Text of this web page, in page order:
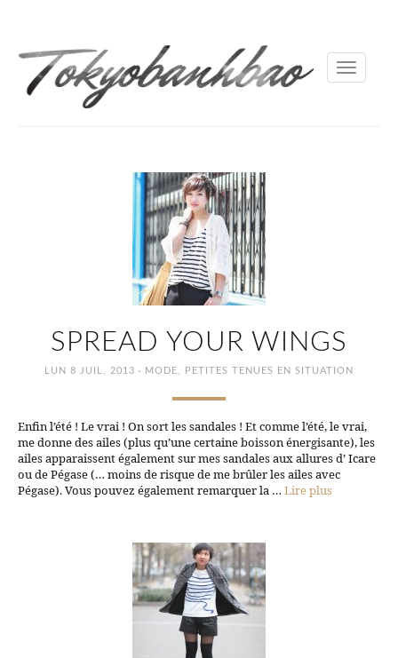
Toggle
SPREAD YOUR WINGS
LUN 8 JUIL, 2013 · MODE, PETITES TENUES EN SITUATION
Enfin l’été ! Le vrai ! On sort les sandales ! Et comme l’été, le vrai,
me donne des ailes (plus qu’une certaine boisson énergisante), les
ailes apparaissent également sur mes sandales aux allures d’ Icare
ou de Pégase (… moins de risque de me brûler les ailes avec
Pégase). Vous pouvez également remarquer la … Lire plus